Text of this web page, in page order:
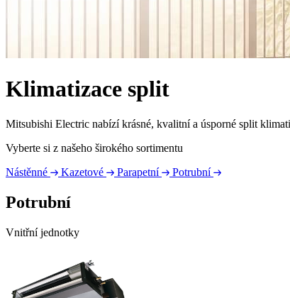
Klimatizace split
Mitsubishi Electric nabízí krásné, kvalitní a úsporné split
Vyberte si z našeho širokého sortimentu
Nástěnné
Kazetové Parapetní Potrubní
Potrubní
Vnitřní jednotky